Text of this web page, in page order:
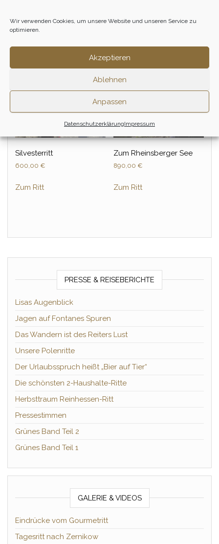
Wir verwenden Cookies, um unsere Website und unseren Service zu
optimieren.
Akzeptieren
Ablehnen
Anpassen
DatenschutzerklärungImpressum
Zum Ritt
Silvesterritt
600,00 €
Zum Ritt
Zum Rheinsberger See
890,00 €
Zum Ritt
PRESSE & REISEBERICHTE
Lisas Augenblick
Jagen auf Fontanes Spuren
Das Wandern ist des Reiters Lust
Unsere Polenritte
Der Urlaubsspruch heißt „Bier auf Tier“
Die schönsten 2-Haushalte-Ritte
Herbsttraum Reinhessen-Ritt
Pressestimmen
Grünes Band Teil 2
Grünes Band Teil 1
GALERIE & VIDEOS
Eindrücke vom Gourmetritt
Tagesritt nach Zernikow